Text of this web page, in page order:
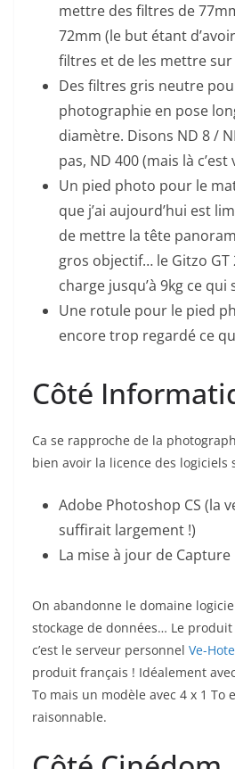
mettre des filtres de
72mm (le but étant
filtres et de les mettre
Des filtres gris neutre
photographie en pose
diamètre. Disons ND 8 /
pas, ND 400 (mais là c’est
Un pied photo pour le
que j’ai aujourd’hui est
de mettre la tête
gros objectif… le Gitzo
charge jusqu’à 9kg ce qui
Une rotule pour le pied
encore trop regardé ce
Côté
Ca se rapproche de la
bien avoir la licence des logiciels
Adobe Photoshop CS (la
suffirait largement !)
La mise à jour de Capture
On abandonne le domaine
stockage de données… Le
c’est le serveur personnel Ve-
produit français ! Idéalement
To mais un modèle avec 4 x 1 To
raisonnable.